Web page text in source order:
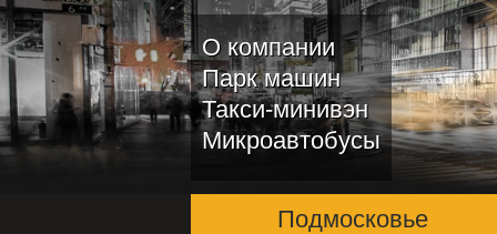
О компании
Парк машин
Такси-минивэн
Микроавтобусы
Подмосковье